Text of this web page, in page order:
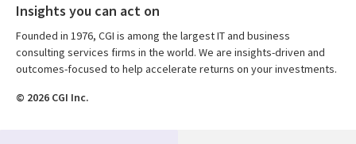
Insights you can act on
Founded in 1976, CGI is among the largest IT and business
consulting services firms in the world. We are insights-driven and
outcomes-focused to help accelerate returns on your investments.
© 2026 CGI Inc.